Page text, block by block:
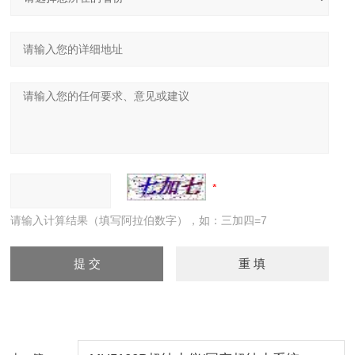
请输入计算结果（填写阿拉伯数字），如：三加四=7